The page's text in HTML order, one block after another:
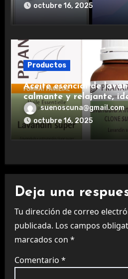
experiencia premium.
octubre 16, 2025
Productos
Aceite esencial de
calmante y relajante,
aromaterapia.
suenoscuna@gmail.com
octubre 16, 2025
Deja una
Tu dirección de correo
publicada. Los campos
marcados con *
Comentario *